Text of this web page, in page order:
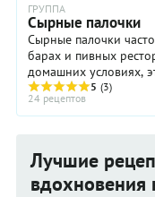
ГРУППА
Сырные палочки
Сырные палочки
барах и пивных
домашних условиях,
больше часа. К тому
5 (3)
24 рецептов
Лучшие